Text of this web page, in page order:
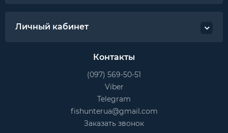
Личный кабинет
Контакты
(097) 569-50-51
Viber
Telegram
fishunterua@gmail.com
Заказать звонок